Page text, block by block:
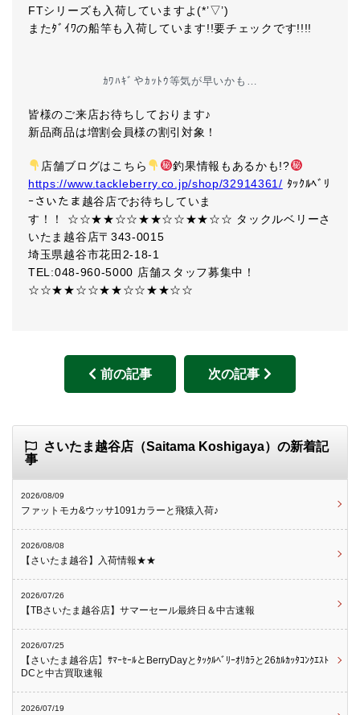
FTシリーズも入荷していますよ(*’▽’)
またﾀﾞｲﾜの船竿も入荷しています!!要チェックです!!!!
ｶﾜﾊｷﾞやｶｯﾄｳ等気が早いかも…
皆様のご来店お待ちしております♪
新品商品は増割会員様の割引対象！
店舗ブログはこちら
釣果情報もあるかも!?
https://www.tackleberry.co.jp/shop/32914361/ ﾀｯｸﾙﾍﾞﾘ
ｰさいたま越谷店でお待ちしていま
す！！ ☆☆★★☆☆★★☆☆★★☆☆ タックルベリーさ
いたま越谷店〒343-0015
埼玉県越谷市花田2-18-1
TEL:048-960-5000 店舗スタッフ募集中！
☆☆★★☆☆★★☆☆★★☆☆
前の記事 次の記事
さいたま越谷店（Saitama Koshigaya）の新着記
事
2026/08/09
ファットモカ&ウッサ1091カラーと飛猿入荷♪
2026/08/08
【さいたま越谷】入荷情報★★
2026/07/26
【TBさいたま越谷店】サマーセール最終日＆中古速報
2026/07/25
【さいたま越谷店】ｻﾏｰｾｰﾙとBerryDayとﾀｯｸﾙﾍﾞﾘｰｵﾘｶﾗと26ｶﾙｶｯﾀｺﾝｸｴｽﾄ
DCと中古買取速報
2026/07/19